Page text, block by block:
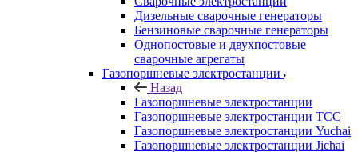
Дизельные сварочные генераторы
Бензиновые сварочные генераторы
Однопостовые и двухпостовые
сварочные агрегаты
Газопоршневые электростанции
Назад
Газопоршневые электростанции
Газопоршневые электростанции ТСС
Газопоршневые электростанции Yuchai
Газопоршневые электростанции Jichai